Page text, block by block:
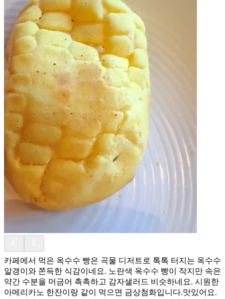
카페에서 먹은 옥수수 빵은 곡물 디저트로 톡톡 터지는 옥수수
알갱이와 쫀득한 식감이네요. 노란색 옥수수 빵이 작지만 속은
약간 수분을 머금어 촉촉하고 감자샐러드 비슷하네요. 시원한
아메리카노 한잔이랑 같이 먹으면 금상첨화입니다.맛있어요.